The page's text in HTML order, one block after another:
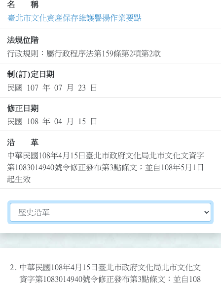
名 稱
臺北市文化資產保存維護譽揚作業要點
法規位階
行政規則：屬行政程序法第159條第2項第2款
制(訂)定日期
民國 107 年 07 月 23 日
修正日期
民國 108 年 04 月 15 日
沿 革
中華民國108年4月15日臺北市政府文化局北市文化文資字
第1083014940號令修正發布第3點條文；並自108年5月1日
起生效
切換選擇法規資訊內容
2.
中華民國108年4月15日臺北市政府文化局北市文化文
資字第1083014940號令修正發布第3點條文；並自108